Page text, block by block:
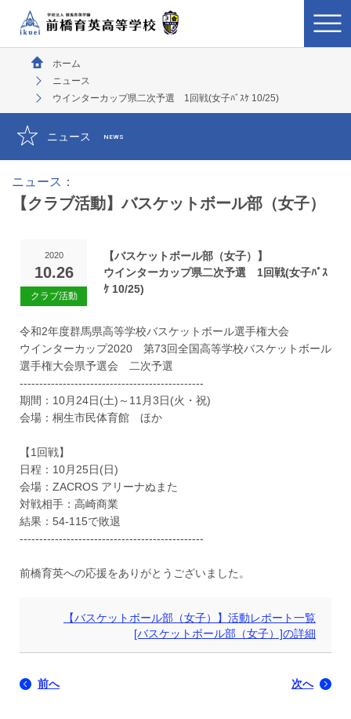
ホーム
ニュース
ウインターカップ県二次予選 1回戦(女子ﾊﾞｽｹ 10/25)
ニュース NEWS
ニュース：
【クラブ活動】バスケットボール部（女子）
2020
10.26
【バスケットボール部（女子）】
ウインターカップ県二次予選 1回戦(女子ﾊﾞｽ
ｹ 10/25)
令和2年度群馬県高等学校バスケットボール選手権大会
ウインターカップ2020 第73回全国高等学校バスケットボール
選手権大会県予選会 二次予選
-----------------------------------------------
期間：10月24日(土)～11月3日(火・祝)
会場：桐生市民体育館 ほか
【1回戦】
日程：10月25日(日)
会場：ZACROS アリーナぬまた
対戦相手：高崎商業
結果：54-115で敗退
-----------------------------------------------
前橋育英への応援をありがとうございました。
【バスケットボール部（女子）】活動レポート一覧
[バスケットボール部（女子）]の詳細
前へ 次へ